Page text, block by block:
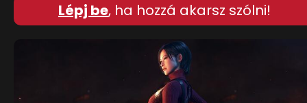
Lépj be, ha hozzá akarsz szólni!